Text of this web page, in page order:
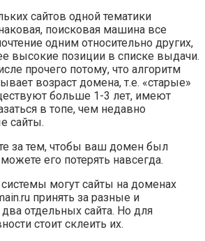
сайтов одной тематики
поисковая машина все
одним относительно других,
высокие позиции в списке выдачи.
прочего потому, что алгоритм
возраст домена, т.е. «старые»
больше 1-3 лет, имеют
в топе, чем недавно
сайты.
за тем, чтобы ваш домен был
его потерять навсегда.
могут сайты на доменах
принять за разные и
отдельных сайта. Но для
стоит склеить их.